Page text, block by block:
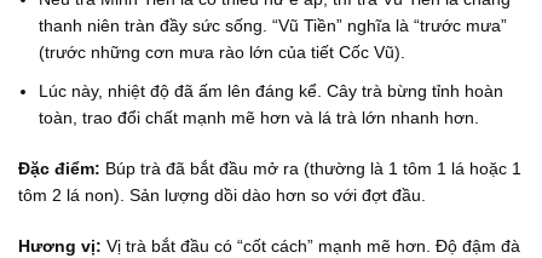
thanh niên tràn đầy sức sống. “Vũ Tiền” nghĩa là “trước mưa”
(trước những cơn mưa rào lớn của tiết Cốc Vũ).
Lúc này, nhiệt độ đã ấm lên đáng kể. Cây trà bừng tỉnh hoàn
toàn, trao đổi chất mạnh mẽ hơn và lá trà lớn nhanh hơn.
Đặc điểm: Búp trà đã bắt đầu mở ra (thường là 1 tôm 1 lá hoặc 1
tôm 2 lá non). Sản lượng dồi dào hơn so với đợt đầu.
Hương vị: Vị trà bắt đầu có “cốt cách” mạnh mẽ hơn. Độ đậm đà